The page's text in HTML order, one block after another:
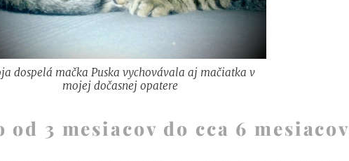
dospelá mačka Puska vychovávala aj mačiatka v
mojej dočasnej opatere
od 3 mesiacov do cca 6 mesiacov